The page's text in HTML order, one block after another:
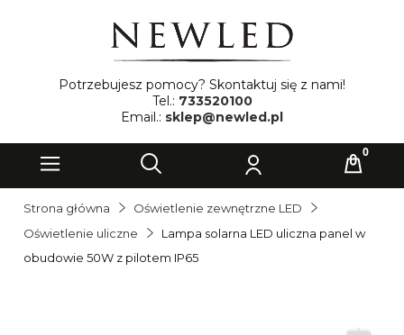
Potrzebujesz pomocy? Skontaktuj się z nami!
Tel.: 733520100
Email.: sklep@newled.pl
Strona główna
Oświetlenie zewnętrzne LED
Oświetlenie uliczne
Lampa solarna LED uliczna panel w
obudowie 50W z pilotem IP65